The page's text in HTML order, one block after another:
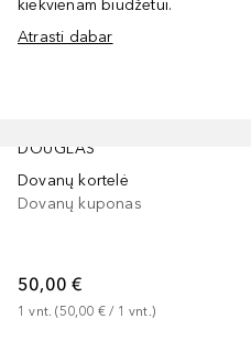
kiekvienam biudžetui.
Atrasti dabar
DOUGLAS
Dovanų kortelė
Dovanų kuponas
50,00 €
1 vnt. (50,00 € / 1 vnt.)